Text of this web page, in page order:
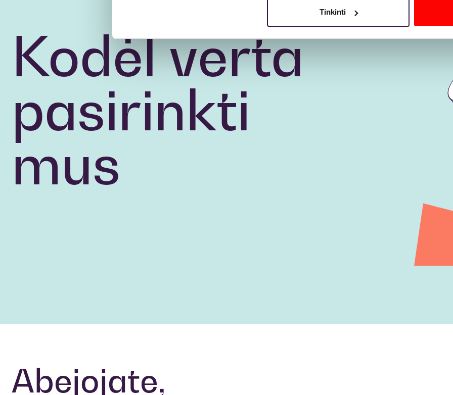
Tinkinti
Kodėl verta
pasirinkti
mus
Abejojate,